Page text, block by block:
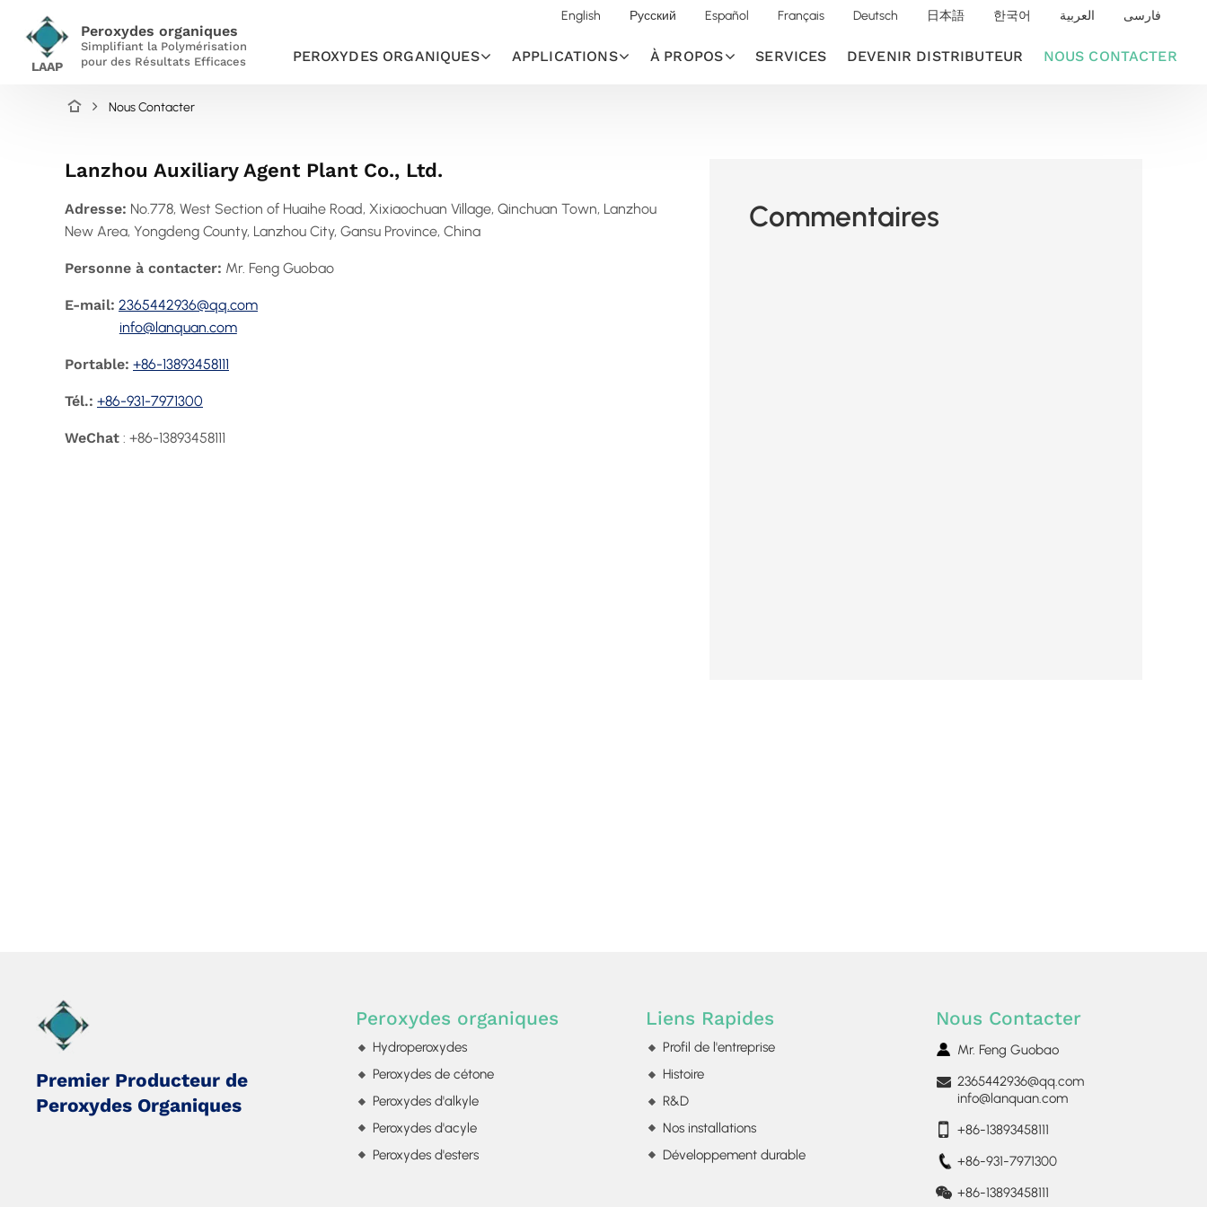
LAAP
Peroxydes organiques
Simplifiant la Polymérisation
pour des Résultats Efficaces
English Русский Español Français Deutsch 日本語 한국어 العربية فارسی
PEROXYDES ORGANIQUES APPLICATIONS À PROPOS SERVICES DEVENIR DISTRIBUTEUR NOUS CONTACTER
Nous Contacter
Lanzhou Auxiliary Agent Plant Co., Ltd.
Adresse: No.778, West Section of Huaihe Road, Xixiaochuan Village, Qinchuan Town, Lanzhou
New Area, Yongdeng County, Lanzhou City, Gansu Province, China
Personne à contacter: Mr. Feng Guobao
E-mail: 2365442936@qq.com
info@lanquan.com
Portable: +86-13893458111
Tél.: +86-931-7971300
WeChat : +86-13893458111
Commentaires
Premier Producteur de
Peroxydes Organiques
Peroxydes organiques
Hydroperoxydes
Peroxydes de cétone
Peroxydes d'alkyle
Peroxydes d'acyle
Peroxydes d'esters
Liens Rapides
Profil de l'entreprise
Histoire
R&D
Nos installations
Développement durable
Nous Contacter
Mr. Feng Guobao
2365442936@qq.com
info@lanquan.com
+86-13893458111
+86-931-7971300
+86-13893458111